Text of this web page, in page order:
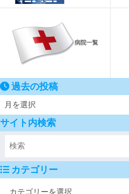
病院一覧
過去の投稿
サイト内検索
カテゴリー